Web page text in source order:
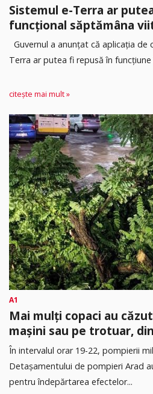
Sistemul e-Terra ar
funcțional săptămâna
Guvernul a anunțat că aplicația de
Terra ar putea fi repusă în funcțiune
citește mai mult »
A1
Mai mulți copaci au
mașini sau pe trotuar,
În intervalul orar 19-22, pompierii
Detașamentului de pompieri Arad
pentru îndepărtarea efectelor...